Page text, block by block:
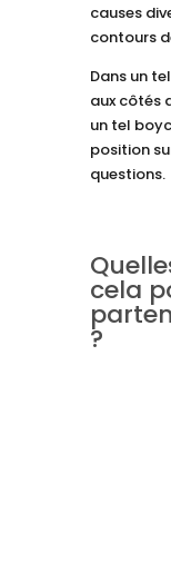
causes
contours
Dans un
aux côtés
un tel
position
questions.
cela
?